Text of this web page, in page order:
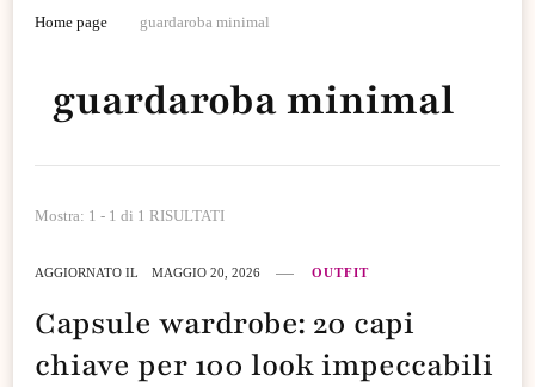
Home page guardaroba minimal
guardaroba minimal
Mostra: 1 - 1 di 1 RISULTATI
AGGIORNATO IL MAGGIO 20, 2026 OUTFIT
Capsule wardrobe: 20 capi
chiave per 100 look impeccabili